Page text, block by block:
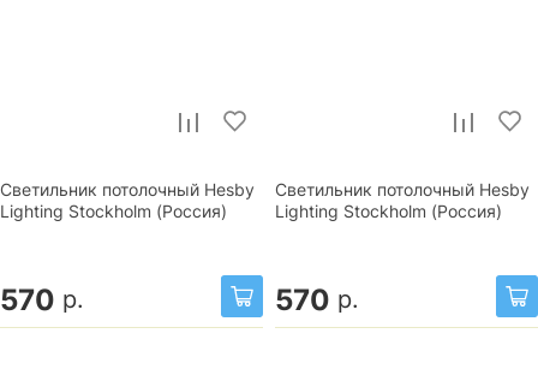
Светильник потолочный Hesby
Lighting Stockholm (Россия)
570 р.
Светильник потолочный Hesby
Lighting Stockholm (Россия)
570 р.